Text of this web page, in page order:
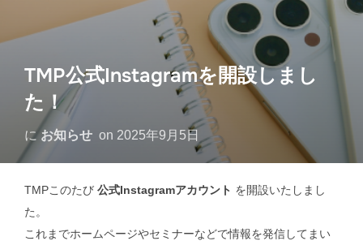
TMP公式Instagramを開設しまし
た！
に お知らせ on 2025年9月5日
TMPこのたび 公式Instagramアカウント を開設いたしまし
た。
これまでホームページやセミナーなどで情報を発信してまい